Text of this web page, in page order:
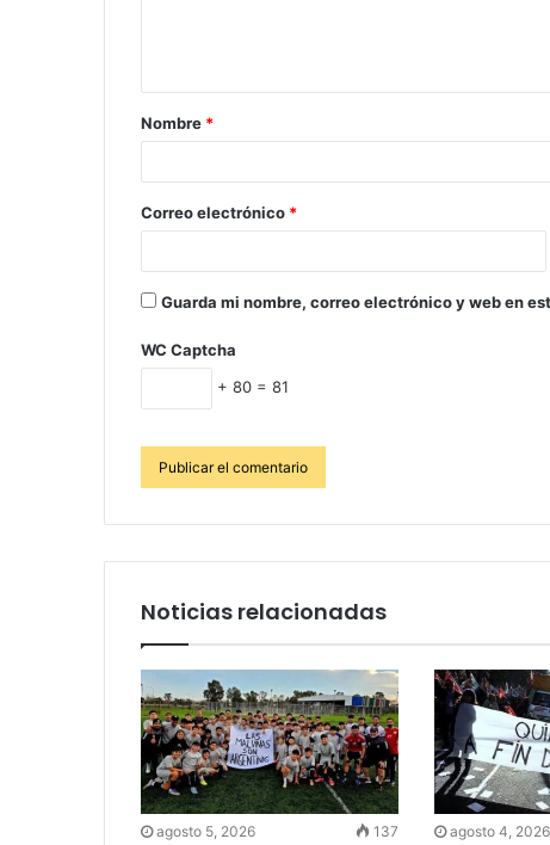
Nombre *
Correo electrónico *
Guarda mi nombre, correo electrónico y web en
WC Captcha
+ 80 = 81
Noticias relacionadas
agosto 5, 2026 137 agosto 4, 2026